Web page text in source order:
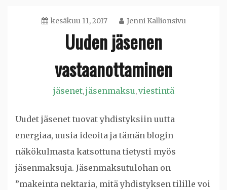
kesäkuu 11, 2017 Jenni Kallionsivu
Uuden jäsenen
vastaanottaminen
jäsenet,jäsenmaksu,viestintä
Uudet jäsenet tuovat yhdistyksiin uutta
energiaa, uusia ideoita ja tämän blogin
näkökulmasta katsottuna tietysti myös
jäsenmaksuja. Jäsenmaksutulohan on
”makeinta nektaria, mitä yhdistyksen tilille voi